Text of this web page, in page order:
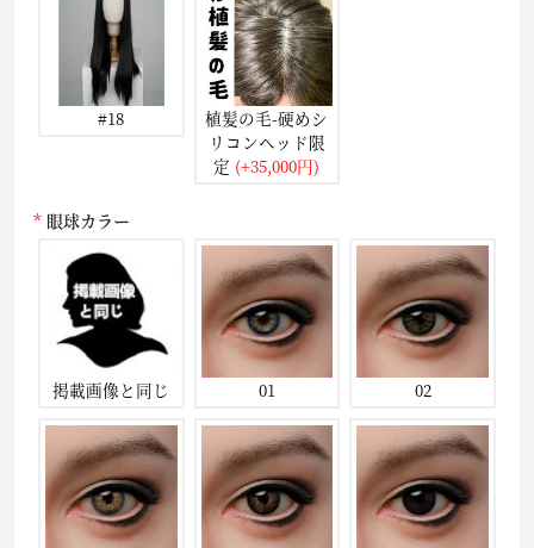
#18
植髪の毛-硬めシ
リコンヘッド限
定 (+35,000円)
眼球カラー
掲載画像と同じ 01 02